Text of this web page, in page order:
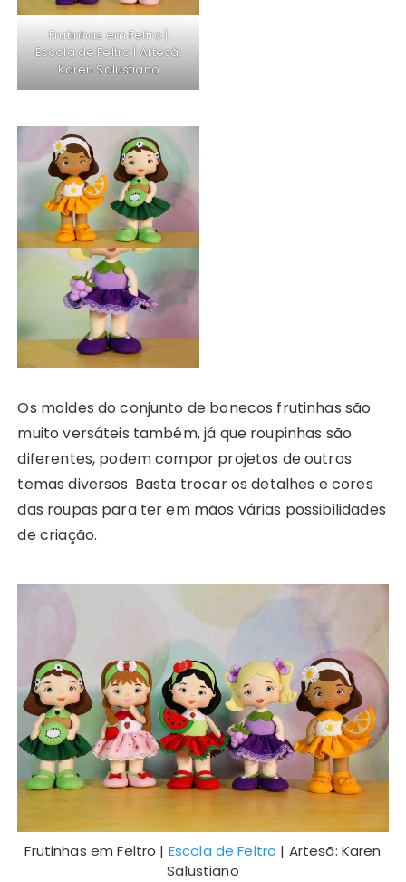
Frutinhas em Feltro |
Escola de Feltro| Artesã:
Karen Salustiano
Os moldes do conjunto de bonecos frutinhas são
muito versáteis também, já que roupinhas são
diferentes, podem compor projetos de outros
temas diversos. Basta trocar os detalhes e cores
das roupas para ter em mãos várias possibilidades
de criação.
Frutinhas em Feltro | Escola de Feltro | Artesã: Karen
Salustiano